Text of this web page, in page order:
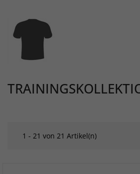
1 - 21 von 21 Artikel(n)